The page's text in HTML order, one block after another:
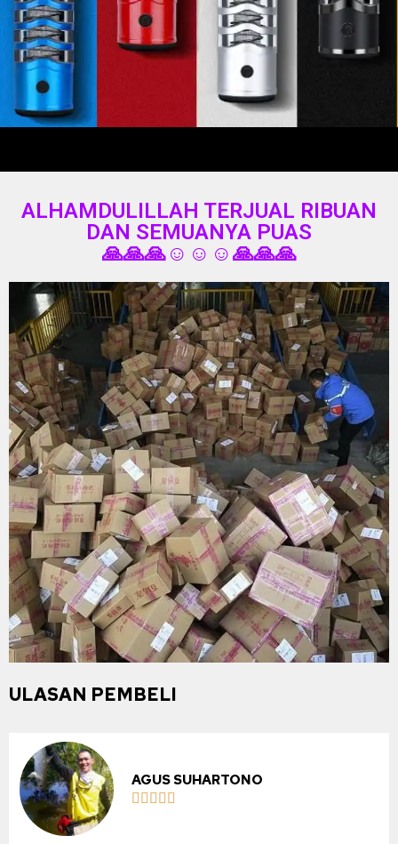
ALHAMDULILLAH TERJUAL RIBUAN
DAN SEMUANYA PUAS
🙏🙏🙏☺️☺️☺️🙏🙏🙏
ULASAN PEMBELI
AGUS SUHARTONO
    